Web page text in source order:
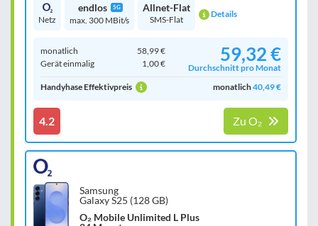
Netz
endlos 5G
max. 300 MBit/s
Allnet-Flat
SMS-Flat Details
monatlich
58,99 €
Gerät einmalig
1,00 € 59,32 €
Durchschnitt pro Monat
Handyhase Effektivpreis
monatlich40,49 €
4.2 Zu O₂
Samsung
Galaxy S25 (128 GB)
O₂ Mobile Unlimited L Plus